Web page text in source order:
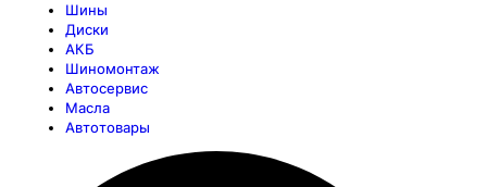
Шины
Диски
АКБ
Шиномонтаж
Автосервис
Масла
Автотовары